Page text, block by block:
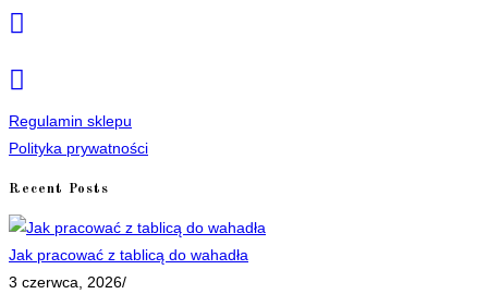
tab
a
new
Regulamin sklepu
Polityka prywatności
Recent Posts
Jak pracować z tablicą do wahadła
3 czerwca, 2026/